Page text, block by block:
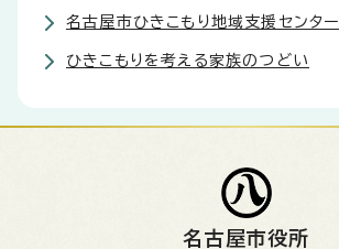
名古屋市ひきこもり地域支援センター
ひきこもりを考える家族のつどい
名古屋市役所